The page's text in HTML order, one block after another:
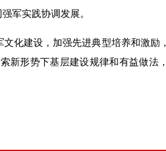
军实践协调发展。
化建设，加强先进典型培养和激励
新形势下基层建设规律和有益做法